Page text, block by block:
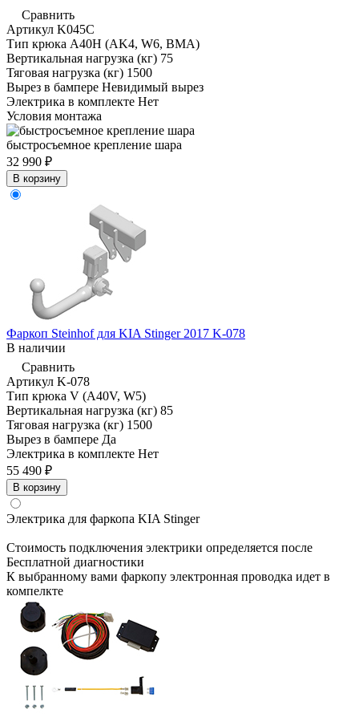
Сравнить
Артикул K045C
Тип крюка А40H (AK4, W6, BMA)
Вертикальная нагрузка (кг) 75
Тяговая нагрузка (кг) 1500
Вырез в бампере Невидимый вырез
Электрика в комплекте Нет
Условия монтажа
быстросъемное крепление шара
32 990 ₽
В корзину
Фаркоп Steinhof для KIA Stinger 2017 K-078
В наличии
Сравнить
Артикул K-078
Тип крюка V (A40V, W5)
Вертикальная нагрузка (кг) 85
Тяговая нагрузка (кг) 1500
Вырез в бампере Да
Электрика в комплекте Нет
55 490 ₽
В корзину
Электрика для фаркопа KIA Stinger
Стоимость подключения электрики определяется после
Бесплатной диагностики
К выбранному вами фаркопу электронная проводка идет в
компелкте